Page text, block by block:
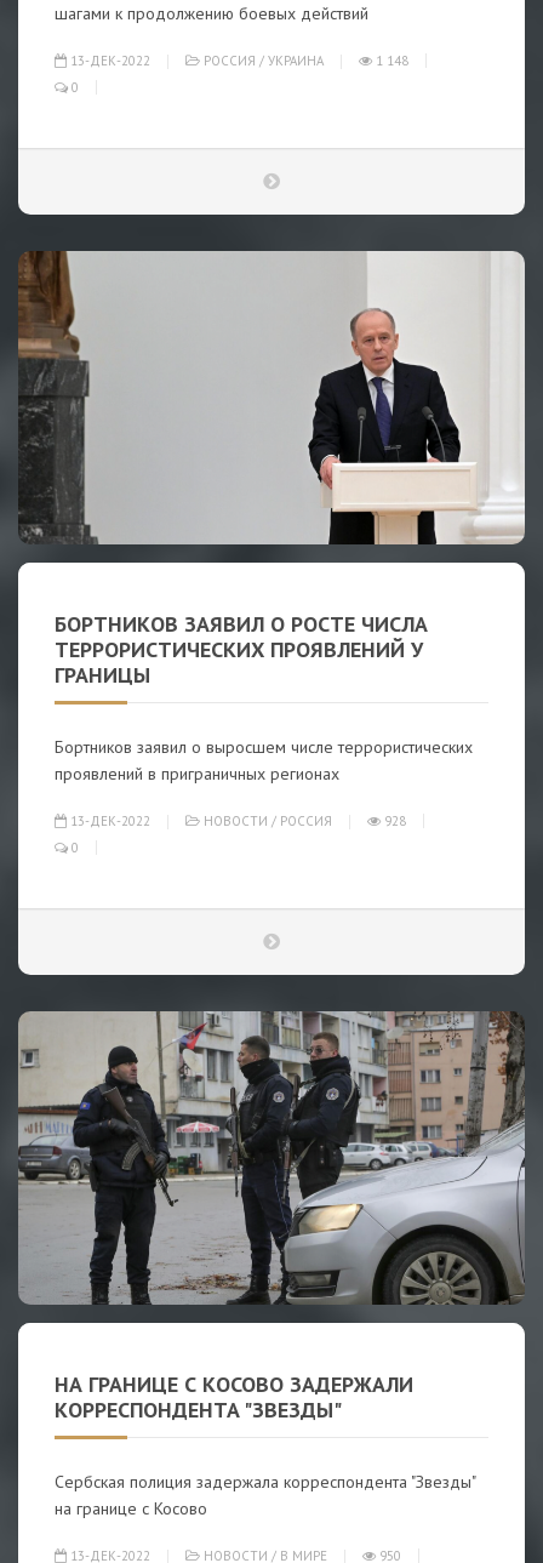
шагами к продолжению боевых действий
13-ДЕК-2022 РОССИЯ / УКРАИНА
1 148
0
БОРТНИКОВ ЗАЯВИЛ О РОСТЕ ЧИСЛА
ТЕРРОРИСТИЧЕСКИХ ПРОЯВЛЕНИЙ У
ГРАНИЦЫ
Бортников заявил о выросшем числе террористических
проявлений в приграничных регионах
13-ДЕК-2022 НОВОСТИ / РОССИЯ
928
0
НА ГРАНИЦЕ С КОСОВО ЗАДЕРЖАЛИ
КОРРЕСПОНДЕНТА "ЗВЕЗДЫ"
Сербская полиция задержала корреспондента "Звезды"
на границе с Косово
13-ДЕК-2022 НОВОСТИ / В МИРЕ 950